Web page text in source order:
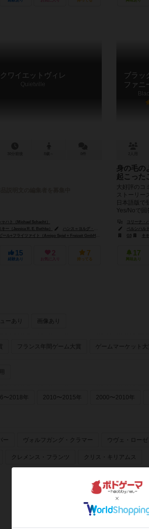
クワイエットヴィレ
Quietville
ャハト（Michael Schacht）
ー（Jessica R. E. Bethke）
ハンス＝ヨルグ・ブレーム（Hans-Jörg Brehm）
ール+フライツァイト（Amigo Spiel + Freizeit GmbH）
カンガゲームズ（
15
経験あり
2
お気に入り
7
持ってる
ブラッ
ファニ
身の毛の
起こった
大好評のコ
ストーリー
日本語版で
Yes/Noで回
コリーナ・
ベルンハル
G3
キ
17
興味あり
ーあり 画像あり
フランス年間ゲーム大賞 ゲームマーケット大
〜2018年 2010〜2015年 2000〜2010年
ー ヴォルフガング・クラマー ウヴェ・ローゼ
クレメンス・フランツ クリス・キリアムス